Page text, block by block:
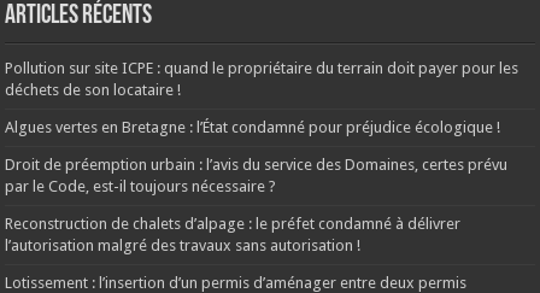
Articles récents
Pollution sur site ICPE : quand le propriétaire du terrain doit payer pour les
déchets de son locataire !
Algues vertes en Bretagne : l’État condamné pour préjudice écologique !
Droit de préemption urbain : l’avis du service des Domaines, certes prévu
par le Code, est-il toujours nécessaire ?
Reconstruction de chalets d’alpage : le préfet condamné à délivrer
l’autorisation malgré des travaux sans autorisation !
Lotissement : l’insertion d’un permis d’aménager entre deux permis